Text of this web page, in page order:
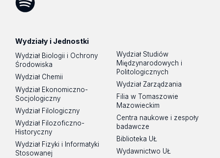
Wydziały i Jednostki
Wydział Biologii i Ochrony
Środowiska
Wydział Chemii
Wydział Ekonomiczno-
Socjologiczny
Wydział Filologiczny
Wydział Filozoficzno-
Historyczny
Wydział Fizyki i Informatyki
Stosowanej
Wydział Studiów
Międzynarodowych i
Politologicznych
Wydział Zarządzania
Filia w Tomaszowie
Mazowieckim
Centra naukowe i zespoły
badawcze
Biblioteka UŁ
Wydawnictwo UŁ